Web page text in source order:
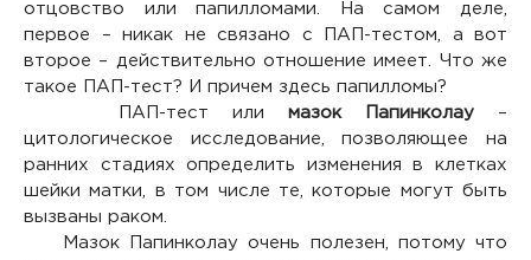
отцовство или папилломами. На самом деле,
первое – никак не связано с ПАП-тестом, а вот
второе – действительно отношение имеет. Что же
такое ПАП-тест? И причем здесь папилломы?
ПАП-тест или мазок Папинколау –
цитологическое исследование, позволяющее на
ранних стадиях определить изменения в клетках
шейки матки, в том числе те, которые могут быть
вызваны раком.
Мазок Папинколау очень полезен, потому что